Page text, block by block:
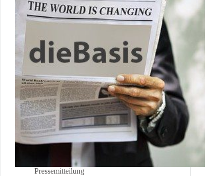
Pressemitteilung